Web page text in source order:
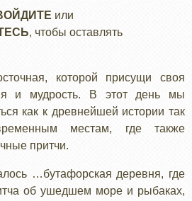
или
, чтобы оставлять
которой присущи своя
и мудрость. В этот день мы
как к древнейшей истории так
местам, где также
притчи.
…бутафорская деревня, где
об ушедшем море и рыбаках,